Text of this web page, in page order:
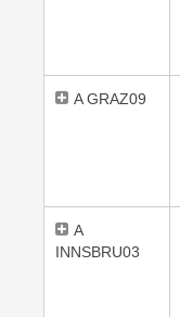
A GRAZ09
A
INNSBRU03